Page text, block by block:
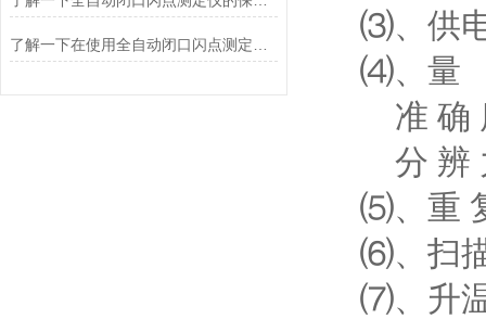
⑶、供电
⑷、量
准 确
分 辨
⑸、重
⑹、扫
⑺、升温